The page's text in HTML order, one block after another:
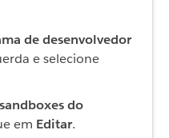
de desenvolvedor
e selecione
do
em Editar.